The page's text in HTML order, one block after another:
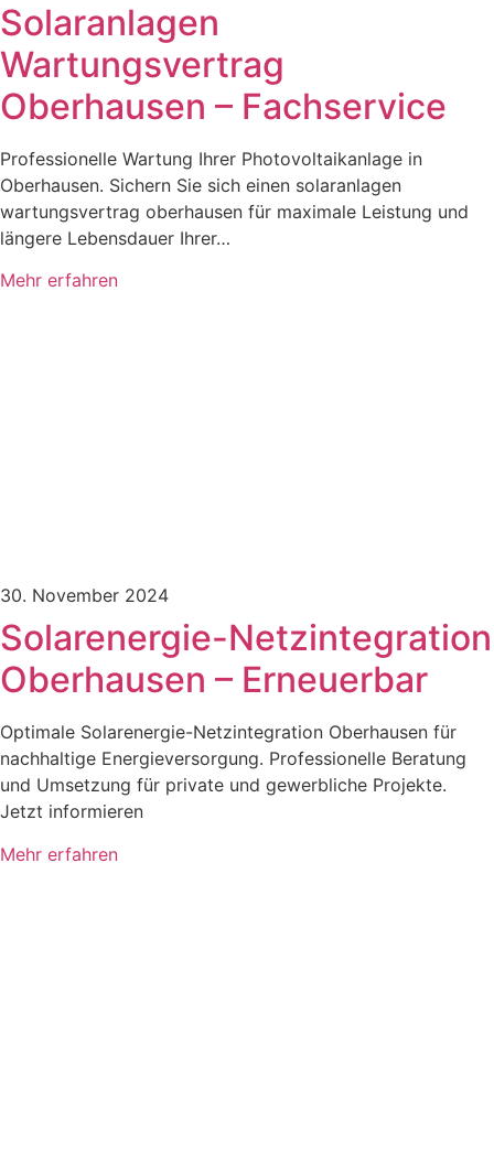
Solaranlagen
Wartungsvertrag
Oberhausen – Fachservice
Professionelle Wartung Ihrer Photovoltaikanlage in
Oberhausen. Sichern Sie sich einen solaranlagen
wartungsvertrag oberhausen für maximale Leistung und
längere Lebensdauer Ihrer…
Mehr erfahren
30. November 2024
Solarenergie-Netzintegration
Oberhausen – Erneuerbar
Optimale Solarenergie-Netzintegration Oberhausen für
nachhaltige Energieversorgung. Professionelle Beratung
und Umsetzung für private und gewerbliche Projekte.
Jetzt informieren
Mehr erfahren